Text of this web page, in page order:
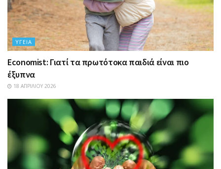
ΥΓΕΊΑ
Economist: Γιατί τα πρωτότοκα παιδιά είναι πιο
έξυπνα
18 ΑΠΡΙΛΊΟΥ 2026